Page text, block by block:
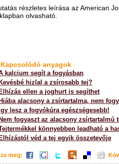
részletes leírása az American
olvasható.
Kapcsolódó anyagok
kalcium segít a fogyásban
Kevésbé hizlal a zsírosabb tej?
Elhízás ellen a joghurt is segíthet
Hiába alacsony a zsírtartalma, nem
Így lesz a fogyókúra egészségesebb!
Nem fogyaszt az alacsony zsírtartalmú
könnyebben leadható a
Elhízástól véd a tej egyik összetevője
meg: